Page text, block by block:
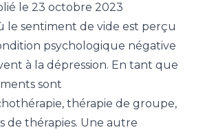
le 23 octobre 2023
le sentiment de vide est perçu
psychologique négative
à la dépression. En tant que
sont
thérapie de groupe,
de thérapies. Une autre